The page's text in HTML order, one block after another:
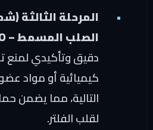
المرحلة الثالثة (شمعة
الصلب المسمط – CTO):
دقيق وتأكيدي لمنع تسرب أي
كيميائية أو مواد عضوية إلى
التالية، مما يضمن حماية قصوى
لقلب الفلتر.